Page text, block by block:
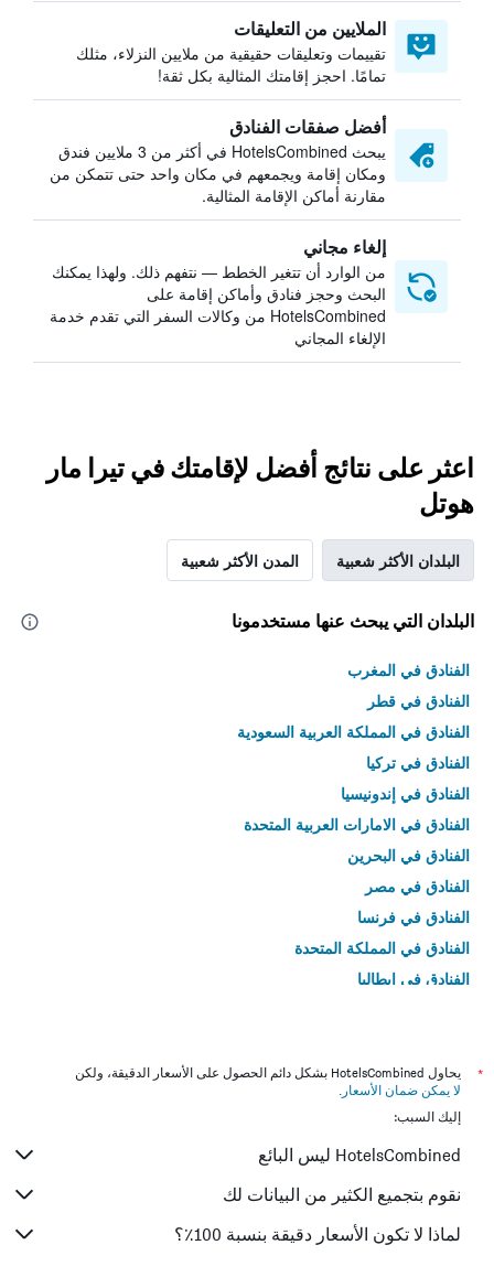
الملايين من التعليقات
تقييمات وتعليقات حقيقية من ملايين النزلاء، مثلك
تمامًا. احجز إقامتك المثالية بكل ثقة!
أفضل صفقات الفنادق
يبحث HotelsCombined في أكثر من 3 ملايين فندق
ومكان إقامة ويجمعهم في مكان واحد حتى تتمكن من
مقارنة أماكن الإقامة المثالية.
إلغاء مجاني
من الوارد أن تتغير الخطط — نتفهم ذلك. ولهذا يمكنك
البحث وحجز فنادق وأماكن إقامة على
HotelsCombined من وكالات السفر التي تقدم خدمة
الإلغاء المجاني
اعثر على نتائج أفضل لإقامتك في تيرا مار
هوتل
البلدان الأكثر شعبية المدن الأكثر شعبية
البلدان التي يبحث عنها مستخدمونا
الفنادق في المغرب
الفنادق في قطر
الفنادق في المملكة العربية السعودية
الفنادق في تركيا
الفنادق في إندونيسيا
الفنادق في الامارات العربية المتحدة
الفنادق في البحرين
الفنادق في مصر
الفنادق في فرنسا
الفنادق في المملكة المتحدة
الفنادق في إيطاليا
*
يحاول HotelsCombined بشكل دائم الحصول على الأسعار الدقيقة، ولكن
لا يمكن ضمان الأسعار .
إليك السبب:
HotelsCombined ليس البائع
نقوم بتجميع الكثير من البيانات لك
لماذا لا تكون الأسعار دقيقة بنسبة 100٪؟